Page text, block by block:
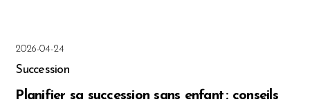
2026-04-24
Succession
Planifier sa succession sans enfant : conseils